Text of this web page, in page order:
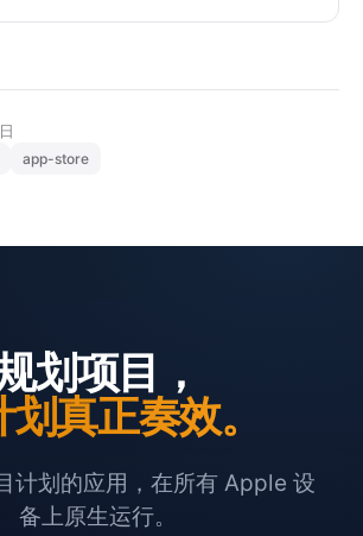
app-store
划项目，
真正奏效。
计划的应用，在所有 Apple 设
备上原生运行。